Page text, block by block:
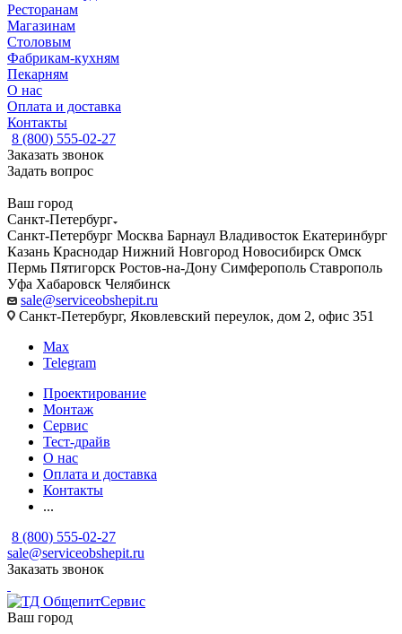
Ресторанам
Магазинам
Столовым
Фабрикам-кухням
Пекарням
О нас
Оплата и доставка
Контакты
8 (800) 555-02-27
Заказать звонок
Задать вопрос
Ваш город
Санкт-Петербург
Санкт-Петербург Москва Барнаул Владивосток Екатеринбург
Казань Краснодар Нижний Новгород Новосибирск Омск
Пермь Пятигорск Ростов-на-Дону Симферополь Ставрополь
Уфа Хабаровск Челябинск
sale@serviceobshepit.ru
Санкт-Петербург, Яковлевский переулок, дом 2, офис 351
Max
Telegram
Проектирование
Монтаж
Сервис
Тест-драйв
О нас
Оплата и доставка
Контакты
...
8 (800) 555-02-27
sale@serviceobshepit.ru
Заказать звонок
Ваш город